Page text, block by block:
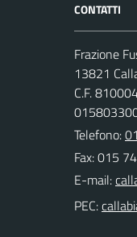
CONTATTI
Frazione
13821
C.F.
Telefono:
Fax: 015
E-mail:
PEC: